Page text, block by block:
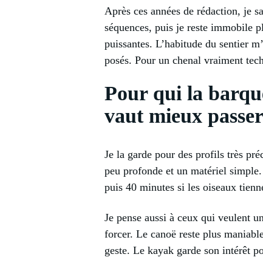
Après ces années de rédaction, je
séquences, puis je reste immobile
puissantes. L’habitude du sentier
posés. Pour un chenal vraiment
Pour qui la
vaut mieux
Je la garde pour des profils très
peu profonde et un matériel
puis 40 minutes si les oiseaux
Je pense aussi à ceux qui veulent
forcer. Le canoë reste plus
geste. Le kayak garde son intérêt